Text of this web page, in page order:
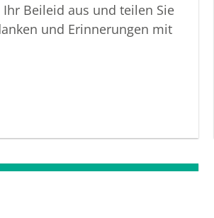
Beileid aus und teilen Sie
und Erinnerungen mit